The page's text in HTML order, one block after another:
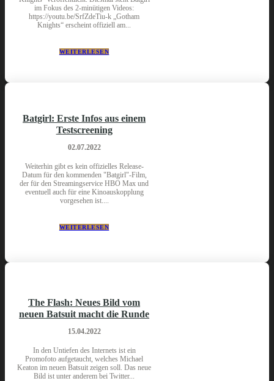
im Fokus des 2-minütigen Videos:
https://youtu.be/SrfZdeTiu-k „Gotham
Knights“ erscheint offiziell am...
WEITERLESEN
Batgirl: Erste Infos aus einem
Testscreening
02.07.2022
Weiterhin gibt es kein offizielles Release-
Datum für den kommenden "Batgirl"-Film,
der für den Streamingservice HBO Max und
eventuell auch für eine Kinoauskopplung
vorgesehen ist....
WEITERLESEN
The Flash: Neues Bild vom
neuen Batsuit macht die Runde
15.04.2022
In den Untiefen des Internets ist ein
Promofoto aufgetaucht, welches Michael
Keaton im neuen Batsuit zeigen soll. Das neue
Bild ist unter anderem bei Twitter...